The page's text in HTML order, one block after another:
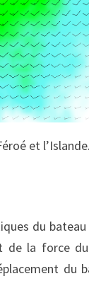
et l’Islande.
du bateau
de la force
du